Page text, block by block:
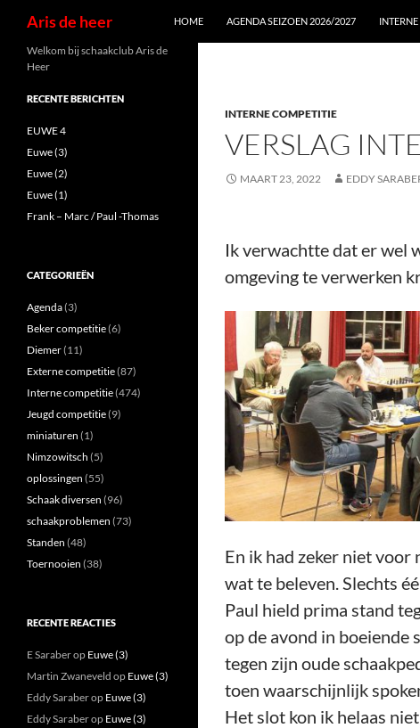
Aris de heer HOME AGENDA SEIZOEN 2026/2027
INTERNE COMPETITIE
VERSLAG
MAART 23, 2022 EDDY
Ik verwachtte dat er wel
omgeving te verwerken
En ik had zeker niet voor
wat te beleven. Slechts
Paul hield prima stand
op de avond in boeiende
tegen zijn oude
toen waarschijnlijk
Het slot kon ik helaas
Welkom bij schaakclub Aris de
Heer
RECENTE BERICHTEN
EUWE 4
Euwe (3)
Euwe (2)
Euwe (1)
Frank – Marc / Paul -Thomas
CATEGORIEËN
Agenda(3)
Beker competitie(6)
Diemer(11)
Externe competitie(87)
Interne competitie(474)
Jeugd competitie(9)
miniaturen (1)
Nimzowitsch (5)
oplossingen (55)
Schaak diversen (96)
schaakproblemen (73)
Standen (48)
Toernooien (38)
RECENTE REACTIES
E Saraberop Euwe (3)
Martin Zwaneveld op Euwe (3)
Eddy Saraberop Euwe (3)
Eddy Saraberop Euwe (3)